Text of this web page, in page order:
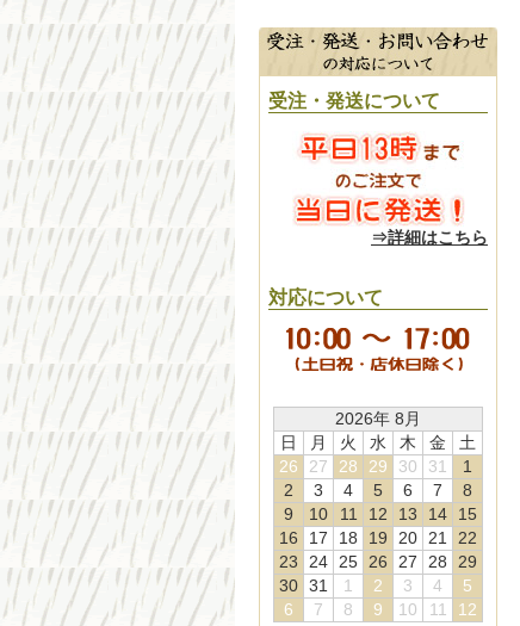
受注・発送について
⇒詳細はこちら
対応について
2026年 8月
日
月 火 水 木 金
土
26
27 28 29 30 31
1
2
3 4 5 6 7
8
9
10 11 12 13 14
15
16
17 18 19 20 21
22
23
24 25 26 27 28
29
30 31 1 2 3 4
5
6
7 8 9 10 11 12